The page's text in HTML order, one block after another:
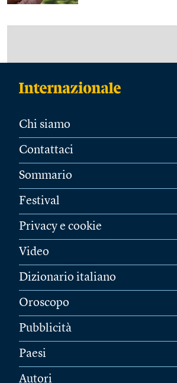
Chi siamo
Contattaci
Sommario
Festival
Privacy e cookie
Video
Dizionario italiano
Oroscopo
Pubblicità
Paesi
Autori